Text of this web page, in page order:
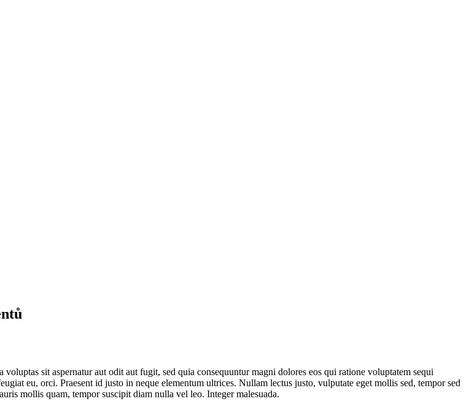
sit aspernatur aut odit aut fugit, sed quia consequuntur magni dolores eos qui ratione voluptatem sequi
eu, orci. Praesent id justo in neque elementum ultrices. Nullam lectus justo, vulputate eget mollis sed, tempor sed
mollis quam, tempor suscipit diam nulla vel leo. Integer malesuada.